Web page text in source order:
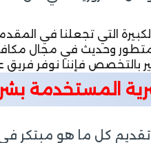
الكبيرة التي تجعلنا في
وحديث في مجال
بالتخصص فإننا نوفر
المستخدمة
تقديم كل ما هو مبتكر في